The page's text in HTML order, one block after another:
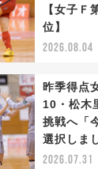
【女子Ｆ
位】
2026.08.04
昨季得点
10・松木
挑戦へ「
選択しま
2026.07.31